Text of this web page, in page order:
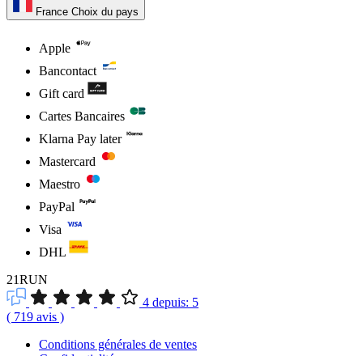
France Choix du pays
Apple
Bancontact
Gift card
Cartes Bancaires
Klarna Pay later
Mastercard
Maestro
PayPal
Visa
DHL
21RUN
4 depuis: 5
( 719 avis )
Conditions générales de ventes